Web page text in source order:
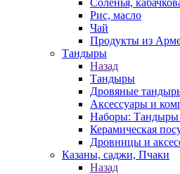
Соленья,
Рис, масло
Чай
Продукты из
Тандыры
Назад
Тандыры
Дровяные
Аксессуары и
Наборы: Тандыры
Керамическая
Дровницы и
Казаны, саджи, Пчаки
Назад